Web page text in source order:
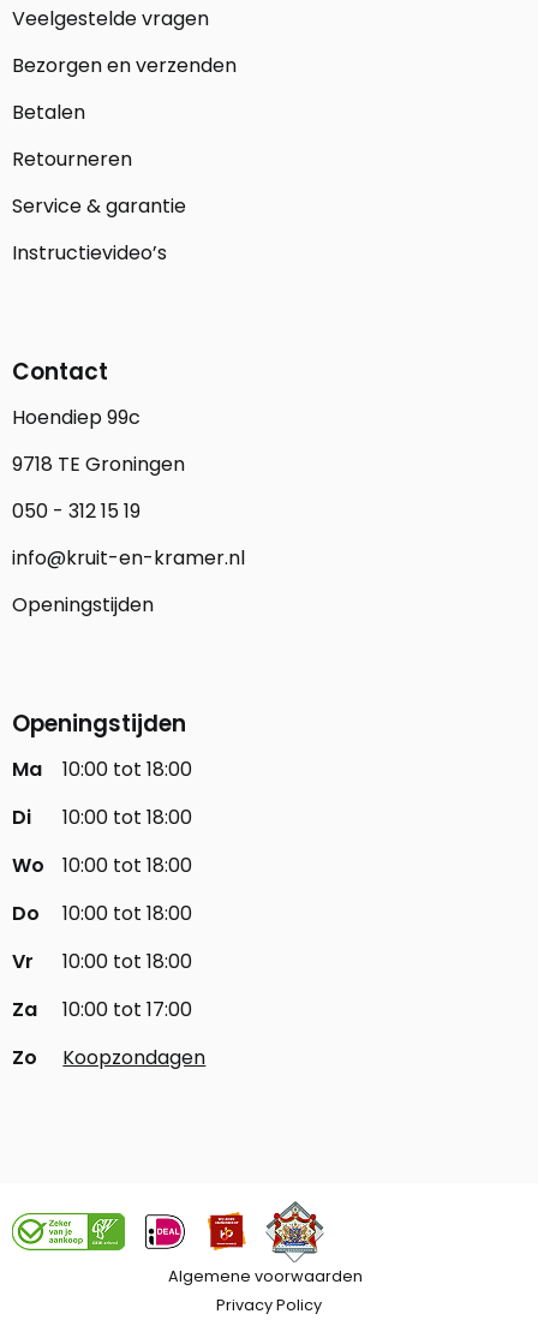
Veelgestelde vragen
Bezorgen en verzenden
Betalen
Retourneren
Service & garantie
Instructievideo’s
Contact
Hoendiep 99c
9718 TE Groningen
050 - 312 15 19
info@kruit-en-kramer.nl
Openingstijden
Openingstijden
Ma
10:00 tot 18:00
Di
10:00 tot 18:00
Wo
10:00 tot 18:00
Do
10:00 tot 18:00
Vr
10:00 tot 18:00
Za
10:00 tot 17:00
Zo
Koopzondagen
Algemene voorwaarden
Privacy Policy